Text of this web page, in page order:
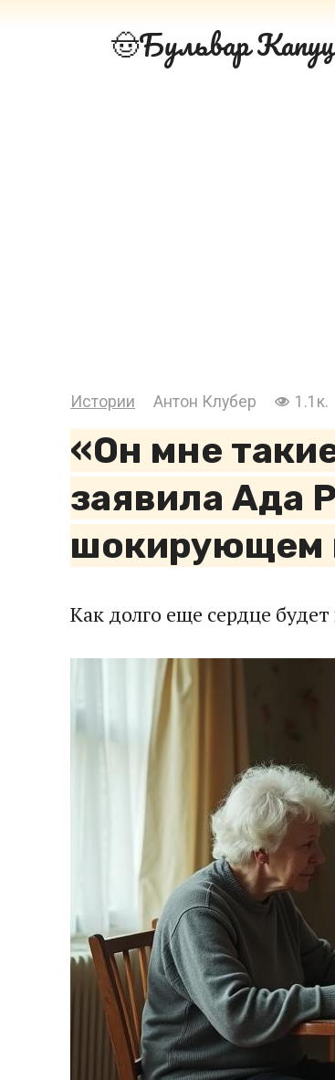
Бульвар
Истории Антон Клубер 1.1к.
«Он мне
заявила Ада
шокирующем
Как долго еще сердце